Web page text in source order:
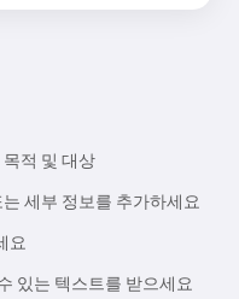
적 및 대상
세부 정보를 추가하세요
요
있는 텍스트를 받으세요